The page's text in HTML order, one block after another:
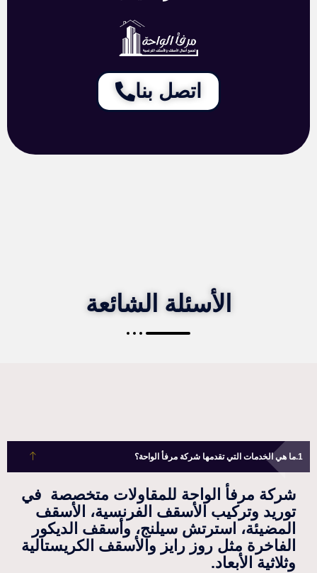
اتصل بنا
الأسئلة الشائعة
ما هي الخدمات التي تقدمها شركة مرفأ الواحة؟
شركة مرفأ الواحة للمقاولات متخصصة في
توريد وتركيب الأسقف الفرنسية، الأسقف
المضيئة، استرتش سيلنج، وأسقف الديكور
الفاخرة مثل روز رايز والأسقف الكريستالية
وثلاثية الأبعاد.